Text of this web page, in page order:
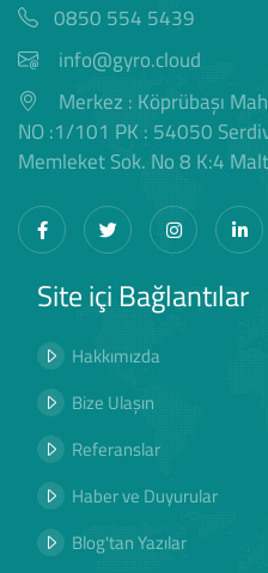
0850 554 5439
info@gyro.cloud
Merkez : Köprübaşı
NO :1/101 PK : 54050
Memleket Sok. No 8 K:4
Site içi Bağlantılar
Hakkımızda
Bize Ulaşın
Referanslar
Haber ve Duyurular
Blog'tan Yazılar